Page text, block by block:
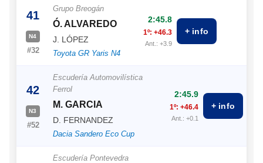
41
N4
#32
Grupo Breogán
Ó. ALVAREDO
J. LÓPEZ
Toyota GR Yaris N4
2:45.8
1º: +46.3
Ant.: +3.9
+ info
42
N3
#52
Escudería Automovilística
Ferrol
M. GARCIA
D. FERNANDEZ
Dacia Sandero Eco Cup
2:45.9
1º: +46.4
Ant.: +0.1
+ info
Escudería Pontevedra